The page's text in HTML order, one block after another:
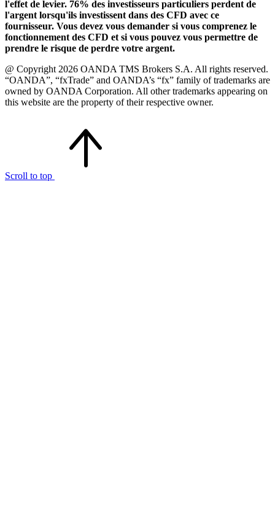
l'effet de levier. 76% des investisseurs particuliers perdent de
l'argent lorsqu'ils investissent dans des CFD avec ce
fournisseur. Vous devez vous demander si vous comprenez le
fonctionnement des CFD et si vous pouvez vous permettre de
prendre le risque de perdre votre argent.
@ Copyright 2026 OANDA TMS Brokers S.A. All rights reserved.
“OANDA”, “fxTrade” and OANDA’s “fx” family of trademarks are
owned by OANDA Corporation. All other trademarks appearing on
this website are the property of their respective owner.
Scroll to top